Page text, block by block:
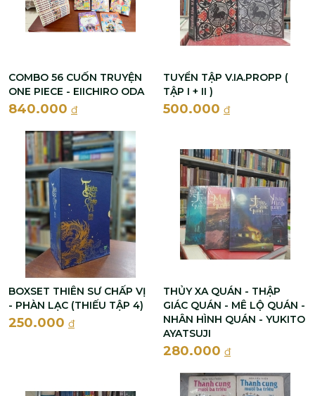
COMBO 56 CUỐN TRUYỆN
ONE PIECE - EIICHIRO ODA
840.000 đ
TUYỂN TẬP V.IA.PROPP (
TẬP I + II )
500.000 đ
BOXSET THIÊN SƯ CHẤP VỊ
- PHÀN LẠC (THIẾU TẬP 4)
250.000 đ
THỦY XA QUÁN - THẬP
GIÁC QUÁN - MÊ LỘ QUÁN -
NHÂN HÌNH QUÁN - YUKITO
AYATSUJI
280.000 đ